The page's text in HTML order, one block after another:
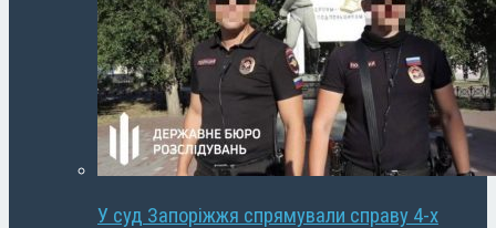
У суд Запоріжжя спрямували справу 4-х